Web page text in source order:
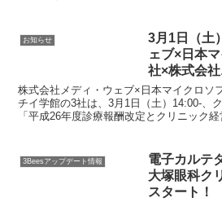
お知らせ
3月1日（土
ェブ×日本
社×株式会
ック院長セ
療報酬改訂
を開催！
株式会社メディ・ウェブ×日本マイクロソ
チイ学館の3社は、3月1日（土）14:00-、
「平成26年度診療報酬改定とクリニック
3Beesアップデート情報
電子カルテ
大塚眼科ク
スタート！